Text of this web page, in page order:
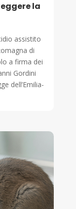
la
assistito
di
a firma dei
Gordini
dell’Emilia-